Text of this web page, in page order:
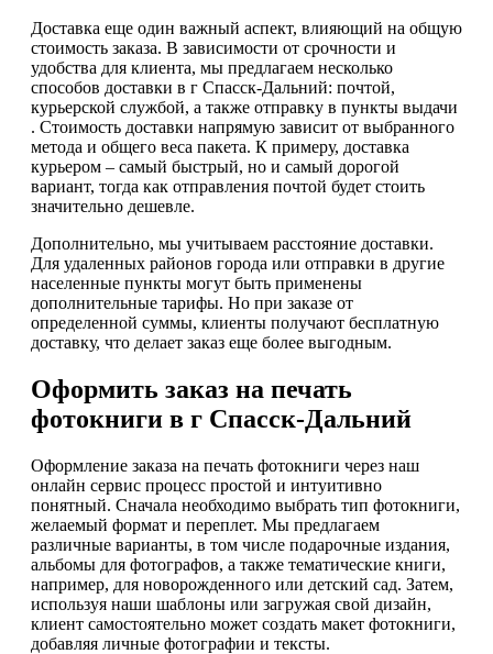
Доставка еще один важный аспект, влияющий на общую
стоимость заказа. В зависимости от срочности и
удобства для клиента, мы предлагаем несколько
способов доставки в г Спасск-Дальний: почтой,
курьерской службой, а также отправку в пункты выдачи
. Стоимость доставки напрямую зависит от выбранного
метода и общего веса пакета. К примеру, доставка
курьером – самый быстрый, но и самый дорогой
вариант, тогда как отправления почтой будет стоить
значительно дешевле.
Дополнительно, мы учитываем расстояние доставки.
Для удаленных районов города или отправки в другие
населенные пункты могут быть применены
дополнительные тарифы. Но при заказе от
определенной суммы, клиенты получают бесплатную
доставку, что делает заказ еще более выгодным.
Оформить заказ на печать
фотокниги в г Спасск-Дальний
Оформление заказа на печать фотокниги через наш
онлайн сервис процесс простой и интуитивно
понятный. Сначала необходимо выбрать тип фотокниги,
желаемый формат и переплет. Мы предлагаем
различные варианты, в том числе подарочные издания,
альбомы для фотографов, а также тематические книги,
например, для новорожденного или детский сад. Затем,
используя наши шаблоны или загружая свой дизайн,
клиент самостоятельно может создать макет фотокниги,
добавляя личные фотографии и тексты.